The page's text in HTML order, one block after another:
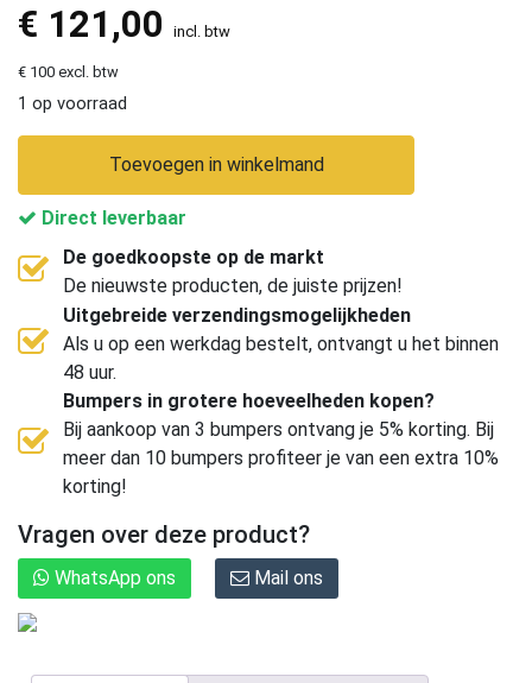
€ 121,00 incl. btw
€ 100 excl. btw
1 op voorraad
Toevoegen in winkelmand
Direct leverbaar
De goedkoopste op de markt
De nieuwste producten, de juiste prijzen!
Uitgebreide verzendingsmogelijkheden
Als u op een werkdag bestelt, ontvangt u het binnen
48 uur.
Bumpers in grotere hoeveelheden kopen?
Bij aankoop van 3 bumpers ontvang je 5% korting. Bij
meer dan 10 bumpers profiteer je van een extra 10%
korting!
Vragen over deze product?
WhatsApp ons Mail ons